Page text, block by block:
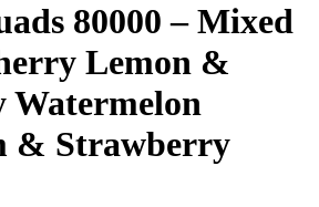
80000 – Mixed
Lemon &
Watermelon
& Strawberry